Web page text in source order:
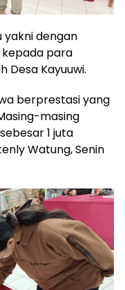
yakni dengan
para
Desa Kayuuwi.
berprestasi yang
masing
1 juta
Watung, Senin